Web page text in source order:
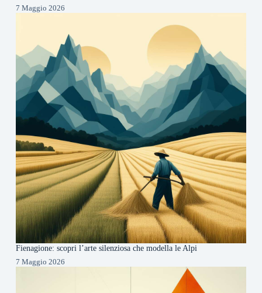
7 Maggio 2026
Fienagione: scopri l’arte silenziosa che modella le Alpi
7 Maggio 2026